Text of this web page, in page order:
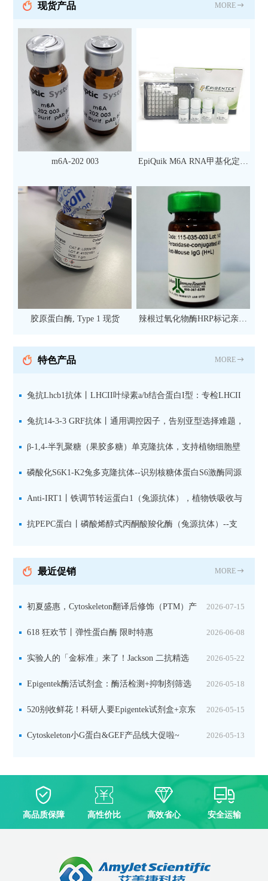
现货产品 MORE
m6A-202 003
EpiQuik M6A RNA甲基化定量
次）
胶原蛋白酶, Type 1 现货
辣根过氧化物酶HRP标记亲和
抗 现货
特色产品 MORE
兔抗Lhcb1抗体丨LHCII叶绿素a/b结合蛋白I型：专检LHCII
中含量丰富的捕光蛋白
兔抗14-3-3 GRF抗体丨通用调控因子，告别亚型选择难题，
全面捕获植物信号转导枢纽蛋白
β-1,4-半乳聚糖（果胶多糖）单克隆抗体，支持植物细胞壁
果胶多糖精细结构解析
磷酸化S6K1-K2兔多克隆抗体--识别核糖体蛋白S6激酶同源
蛋白1-2的激活状态
Anti-IRT1丨铁调节转运蛋白1（兔源抗体），植物铁吸收与
微量元素代谢研究的关键工具
抗PEPC蛋白丨磷酸烯醇式丙酮酸羧化酶（兔源抗体）--支
最近促销 MORE
2026-07-15
初夏盛惠，Cytoskeleton翻译后修饰（PTM）产
品线放价啦！ 2026-06-08
618 狂欢节丨弹性蛋白酶 限时特惠
2026-05-22
实验人的「金标准」来了！Jackson 二抗精选
限时一口价，手慢无！ 2026-05-18
Epigentek酶活试剂盒：酶活检测+抑制剂筛选
双赋能，下单即赠京东卡 2026-05-15
520别收鲜花！科研人要Epigentek试剂盒+京东
卡！ 2026-05-13
Cytoskeleton小G蛋白&GEF产品线大促啦~
高品质保障 高性价比 高效省心 安全运输